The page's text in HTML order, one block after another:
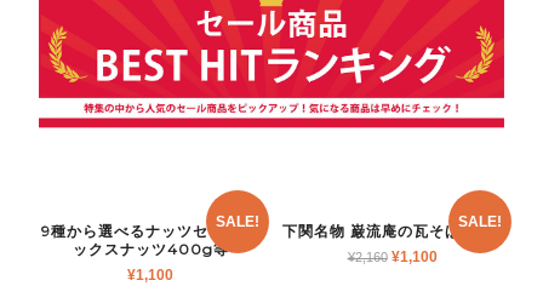
SALE!
9種から選べるナッツセット ミ
ックスナッツ400g等
¥1,100
SALE!
下関名物 巌流庵の瓦そば4人前
¥2,160 ¥1,100